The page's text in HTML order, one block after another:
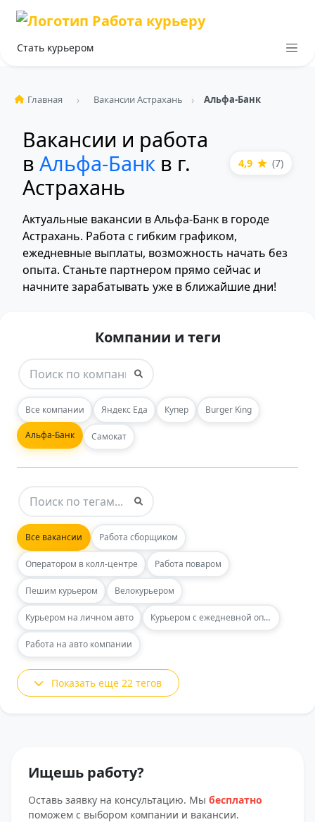
Стать курьером
Главная Вакансии Астрахань Альфа-Банк
Вакансии и работа
в Альфа-Банк в г.
Астрахань
4,9 (7)
Актуальные вакансии в Альфа-Банк в городе
Астрахань. Работа с гибким графиком,
ежедневные выплаты, возможность начать без
опыта. Станьте партнером прямо сейчас и
начните зарабатывать уже в ближайшие дни!
Компании и теги
Все компании Яндекс Еда Купер Burger King
Альфа-Банк Самокат
Все вакансии Работа сборщиком
Оператором в колл-центре Работа поваром
Пешим курьером Велокурьером
Курьером на личном авто Курьером с ежедневной оплатой
Работа на авто компании
Показать еще 22 тегов
Ищешь работу?
Оставь заявку на консультацию. Мы бесплатно
поможем с выбором компании и вакансии.